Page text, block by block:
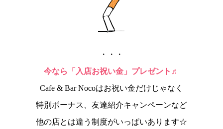
・・・
今なら「入店お祝い金」プレゼント♬
Cafe & Bar Nocoはお祝い金だけじゃなく
特別ボーナス、友達紹介キャンペーンなど
他の店とは違う制度がいっぱいあります☆